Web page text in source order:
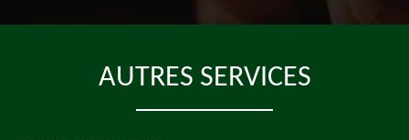
AUTRES SERVICES